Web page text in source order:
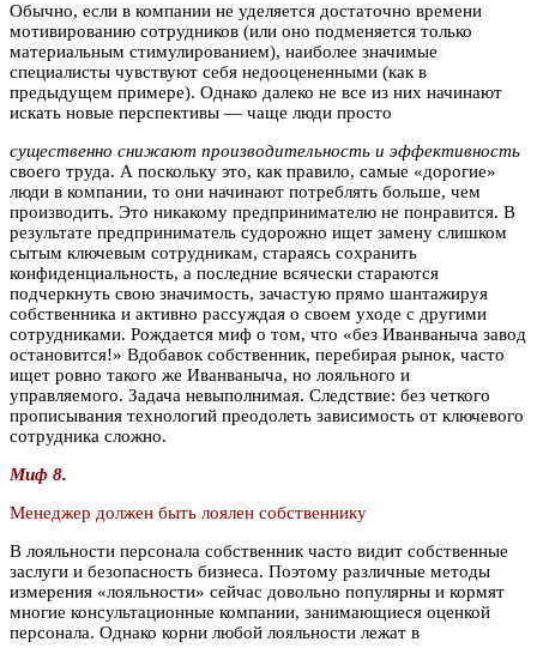
Обычно, если в компании не уделяется достаточно времени
мотивированию сотрудников (или оно подменяется только
материальным стимулированием), наиболее значимые
специалисты чувствуют себя недооцененными (как в
предыдущем примере). Однако далеко не все из них начинают
искать новые перспективы — чаще люди просто
существенно снижают производительность и эффективность
своего труда. А поскольку это, как правило, самые «дорогие»
люди в компании, то они начинают потреблять больше, чем
производить. Это никакому предпринимателю не понравится. В
результате предприниматель судорожно ищет замену слишком
сытым ключевым сотрудникам, стараясь сохранить
конфиденциальность, а последние всячески стараются
подчеркнуть свою значимость, зачастую прямо шантажируя
собственника и активно рассуждая о своем уходе с другими
сотрудниками. Рождается миф о том, что «без Иванваныча завод
остановится!» Вдобавок собственник, перебирая рынок, часто
ищет ровно такого же Иванваныча, но лояльного и
управляемого. Задача невыполнимая. Следствие: без четкого
прописывания технологий преодолеть зависимость от ключевого
сотрудника сложно.
Миф 8.
Менеджер должен быть лоялен собственнику
В лояльности персонала собственник часто видит собственные
заслуги и безопасность бизнеса. Поэтому различные методы
измерения «лояльности» сейчас довольно популярны и кормят
многие консультационные компании, занимающиеся оценкой
персонала. Однако корни любой лояльности лежат в